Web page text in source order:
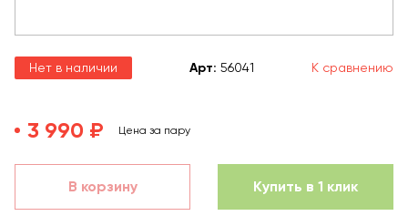
Нет в наличии Арт: 56041 К сравнению
3 990 ₽ Цена за пару
В корзину Купить в 1 клик